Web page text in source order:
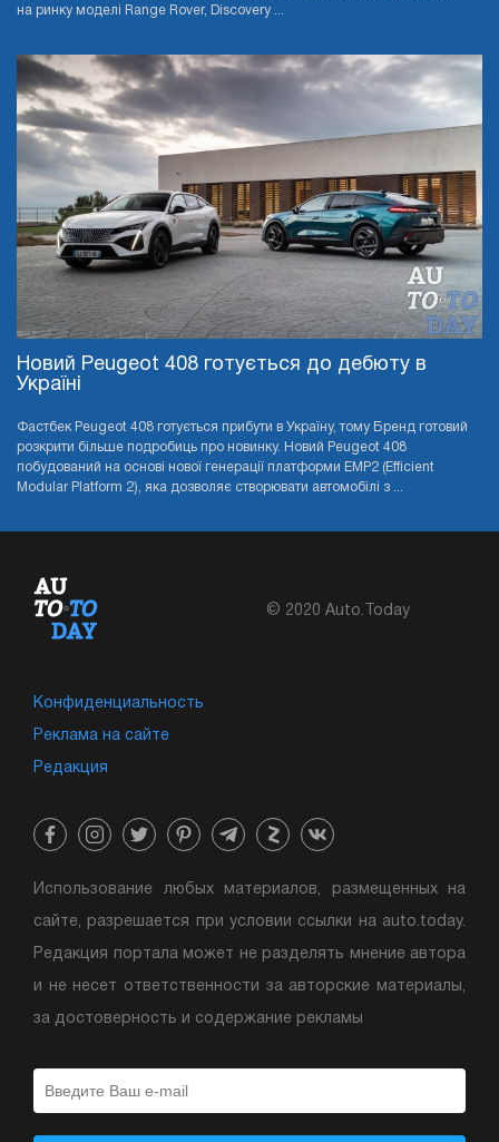
на ринку моделі Range Rover, Discovery ...
Новий Peugeot 408 готується до дебюту в
Україні
Фастбек Peugeot 408 готується прибути в Україну, тому Бренд готовий
розкрити більше подробиць про новинку. Новий Peugeot 408
побудований на основі нової генерації платформи EMP2 (Efficient
Modular Platform 2), яка дозволяє створювати автомобілі з ...
© 2020 Auto.Today
Конфиденциальность
Реклама на сайте
Редакция
Использование любых материалов, размещенных на
сайте, разрешается при условии ссылки на auto.today.
Редакция портала может не разделять мнение автора
и не несет ответственности за авторские материалы,
за достоверность и содержание рекламы